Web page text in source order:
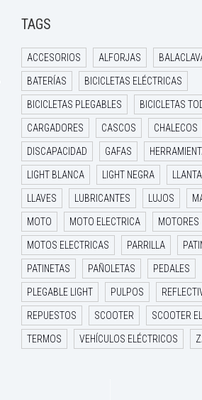
TAGS
ACCESORIOS ALFORJAS
BATERÍAS BICICLETAS ELÉCTRICAS
BICICLETAS PLEGABLES BICICLETAS
CARGADORES CASCOS CHALECOS
DISCAPACIDAD GAFAS
LIGHT BLANCA LIGHT NEGRA
LLAVES LUBRICANTES LUJOS
MOTO MOTO ELECTRICA MOTORES
MOTOS ELECTRICAS PARRILLA
PATINETAS PAÑOLETAS PEDALES
PLEGABLE LIGHT PULPOS
REPUESTOS SCOOTER SCOOTER
TERMOS VEHÍCULOS ELÉCTRICOS